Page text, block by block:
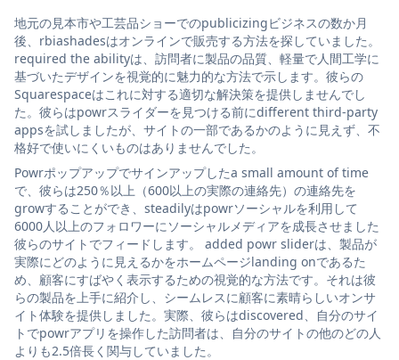
地元の見本市や工芸品ショーでのpublicizingビジネスの数か月
後、rbiashadesはオンラインで販売する方法を探していました。
required the abilityは、訪問者に製品の品質、軽量で人間工学に
基づいたデザインを視覚的に魅力的な方法で示します。彼らの
Squarespaceはこれに対する適切な解決策を提供しませんでし
た。彼らはpowrスライダーを見つける前にdifferent third-party
appsを試しましたが、サイトの一部であるかのように見えず、不
格好で使いにくいものはありませんでした。
Powrポップアップでサインアップしたa small amount of time
で、彼らは250％以上（600以上の実際の連絡先）の連絡先を
growすることができ、steadilyはpowrソーシャルを利用して
6000人以上のフォロワーにソーシャルメディアを成長させました
彼らのサイトでフィードします。 added powr sliderは、製品が
実際にどのように見えるかをホームページlanding onであるた
め、顧客にすばやく表示するための視覚的な方法です。それは彼
らの製品を上手に紹介し、シームレスに顧客に素晴らしいオンサ
イト体験を提供しました。実際、彼らはdiscovered、自分のサイ
トでpowrアプリを操作した訪問者は、自分のサイトの他のどの人
よりも2.5倍長く関与していました。